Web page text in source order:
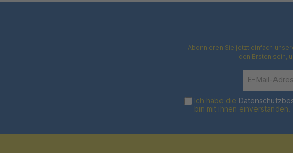
Abonnieren Sie jetzt einfach
den Ersten sein,
Ich habe die
bin mit ihnen einverstanden.